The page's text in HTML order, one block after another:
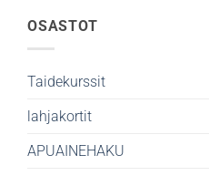
OSASTOT
Taidekurssit
lahjakortit
APUAINEHAKU